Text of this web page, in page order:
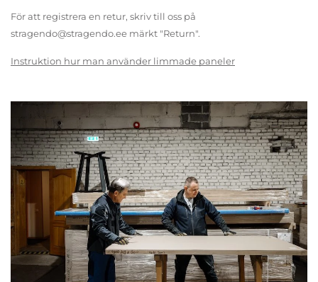
För att registrera en retur, skriv till oss på
stragendo@stragendo.ee märkt "Return".
Instruktion hur man använder limmade paneler